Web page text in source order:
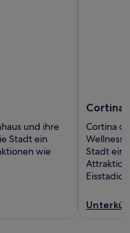
und ihre
Stadt ein
wie
Cortina
Cortina
Stadt ein